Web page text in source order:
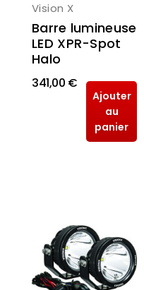
Vision X
Barre lumineuse
LED XPR-Spot
Halo
341,00 €
Ajouter
au
panier